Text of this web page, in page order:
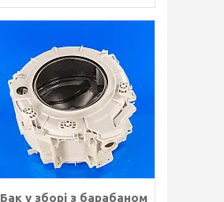
Бак у зборі з барабаном